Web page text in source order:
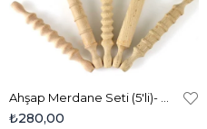
₺280,00